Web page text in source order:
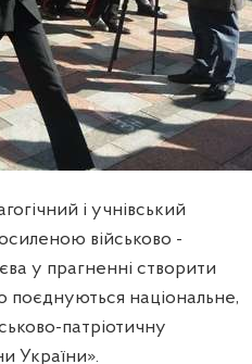
і учнівський
військово -
у прагненні створити
поєднуються національне,
патріотичну
України».